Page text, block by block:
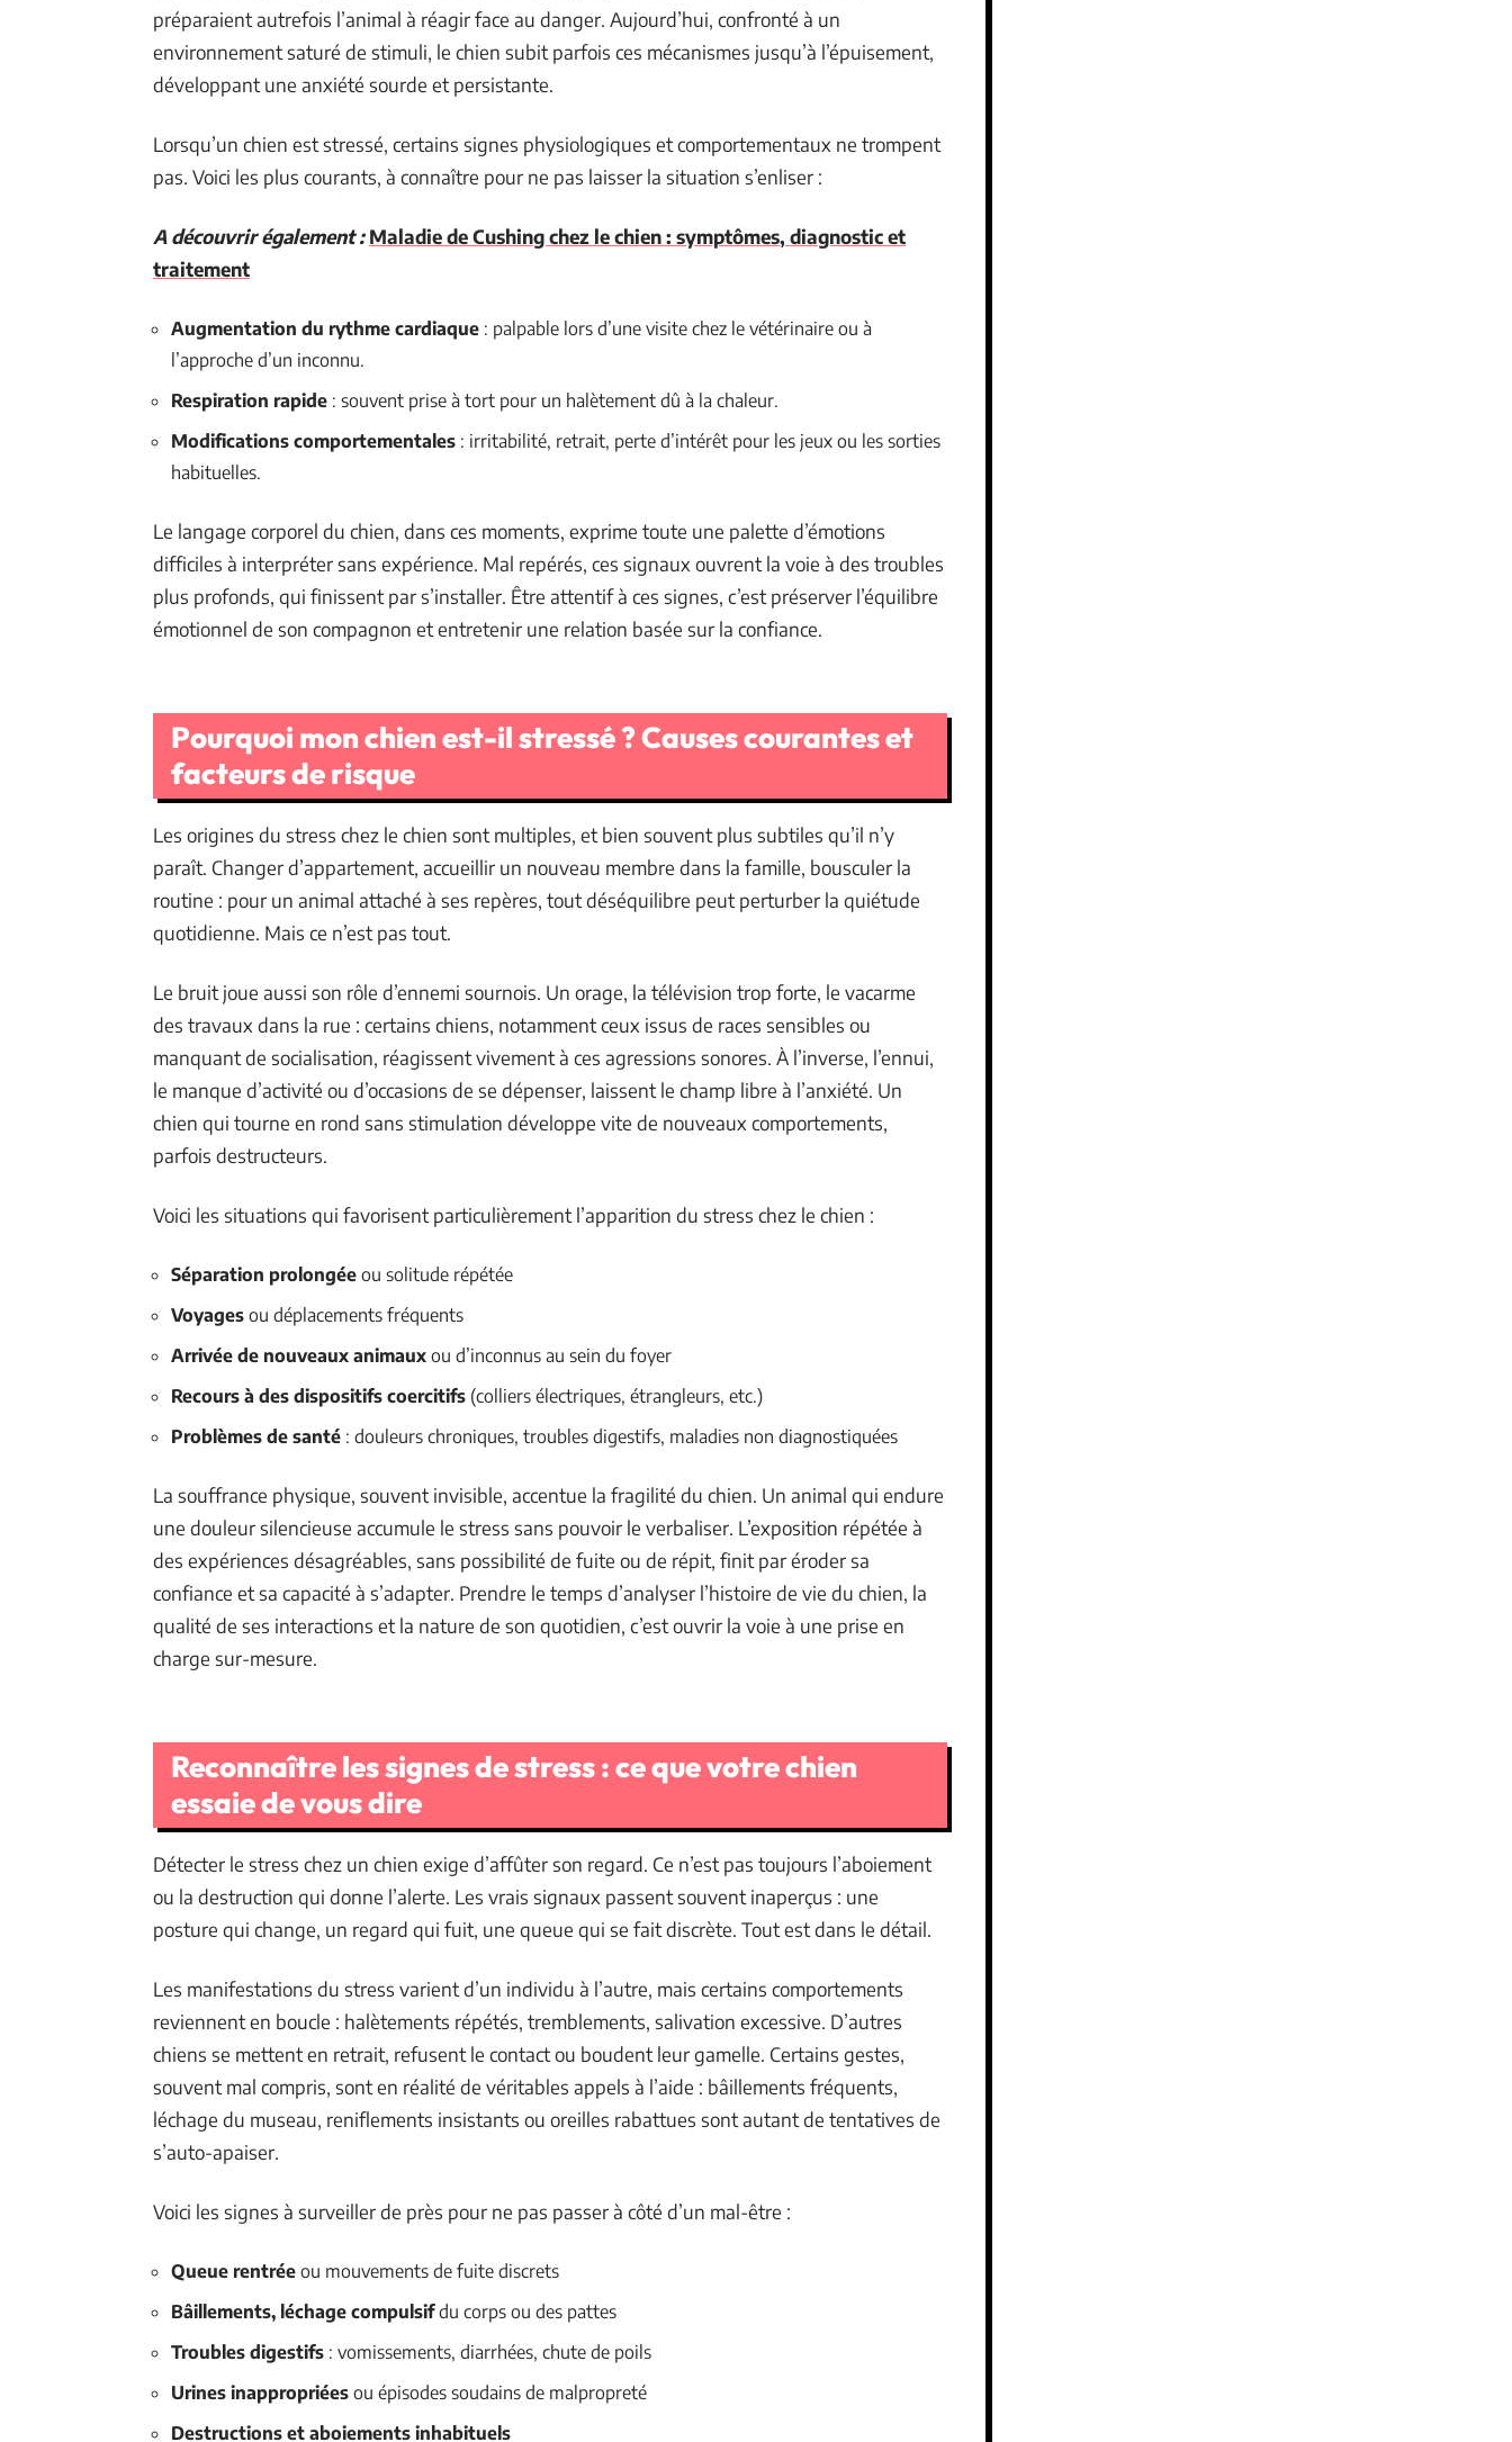
préparaient autrefois l’animal à réagir face au danger. Aujourd’hui, confronté à un
environnement saturé de stimuli, le chien subit parfois ces mécanismes jusqu’à l’épuisement,
développant une anxiété sourde et persistante.
Lorsqu’un chien est stressé, certains signes physiologiques et comportementaux ne trompent
pas. Voici les plus courants, à connaître pour ne pas laisser la situation s’enliser :
A découvrir également : Maladie de Cushing chez le chien : symptômes, diagnostic et
traitement
Augmentation du rythme cardiaque : palpable lors d’une visite chez le vétérinaire ou à
l’approche d’un inconnu.
Respiration rapide : souvent prise à tort pour un halètement dû à la chaleur.
Modifications comportementales : irritabilité, retrait, perte d’intérêt pour les jeux ou les sorties
habituelles.
Le langage corporel du chien, dans ces moments, exprime toute une palette d’émotions
difficiles à interpréter sans expérience. Mal repérés, ces signaux ouvrent la voie à des troubles
plus profonds, qui finissent par s’installer. Être attentif à ces signes, c’est préserver l’équilibre
émotionnel de son compagnon et entretenir une relation basée sur la confiance.
Pourquoi mon chien est-il stressé ? Causes courantes et
facteurs de risque
Les origines du stress chez le chien sont multiples, et bien souvent plus subtiles qu’il n’y
paraît. Changer d’appartement, accueillir un nouveau membre dans la famille, bousculer la
routine : pour un animal attaché à ses repères, tout déséquilibre peut perturber la quiétude
quotidienne. Mais ce n’est pas tout.
Le bruit joue aussi son rôle d’ennemi sournois. Un orage, la télévision trop forte, le vacarme
des travaux dans la rue : certains chiens, notamment ceux issus de races sensibles ou
manquant de socialisation, réagissent vivement à ces agressions sonores. À l’inverse, l’ennui,
le manque d’activité ou d’occasions de se dépenser, laissent le champ libre à l’anxiété. Un
chien qui tourne en rond sans stimulation développe vite de nouveaux comportements,
parfois destructeurs.
Voici les situations qui favorisent particulièrement l’apparition du stress chez le chien :
Séparation prolongée ou solitude répétée
Voyages ou déplacements fréquents
Arrivée de nouveaux animaux ou d’inconnus au sein du foyer
Recours à des dispositifs coercitifs (colliers électriques, étrangleurs, etc.)
Problèmes de santé : douleurs chroniques, troubles digestifs, maladies non diagnostiquées
La souffrance physique, souvent invisible, accentue la fragilité du chien. Un animal qui endure
une douleur silencieuse accumule le stress sans pouvoir le verbaliser. L’exposition répétée à
des expériences désagréables, sans possibilité de fuite ou de répit, finit par éroder sa
confiance et sa capacité à s’adapter. Prendre le temps d’analyser l’histoire de vie du chien, la
qualité de ses interactions et la nature de son quotidien, c’est ouvrir la voie à une prise en
charge sur-mesure.
Reconnaître les signes de stress : ce que votre chien
essaie de vous dire
Détecter le stress chez un chien exige d’affûter son regard. Ce n’est pas toujours l’aboiement
ou la destruction qui donne l’alerte. Les vrais signaux passent souvent inaperçus : une
posture qui change, un regard qui fuit, une queue qui se fait discrète. Tout est dans le détail.
Les manifestations du stress varient d’un individu à l’autre, mais certains comportements
reviennent en boucle : halètements répétés, tremblements, salivation excessive. D’autres
chiens se mettent en retrait, refusent le contact ou boudent leur gamelle. Certains gestes,
souvent mal compris, sont en réalité de véritables appels à l’aide : bâillements fréquents,
léchage du museau, reniflements insistants ou oreilles rabattues sont autant de tentatives de
s’auto-apaiser.
Voici les signes à surveiller de près pour ne pas passer à côté d’un mal-être :
Queue rentrée ou mouvements de fuite discrets
Bâillements, léchage compulsifdu corps ou des pattes
Troubles digestifs : vomissements, diarrhées, chute de poils
Urines inappropriées ou épisodes soudains de malpropreté
Destructions et aboiements inhabituels